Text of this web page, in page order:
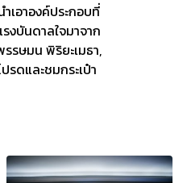
เอาองค์ประกอบที่
งบันดาลใจมาจาก
รษมน พิริยะเมธา,
ดและชมกระเป๋า